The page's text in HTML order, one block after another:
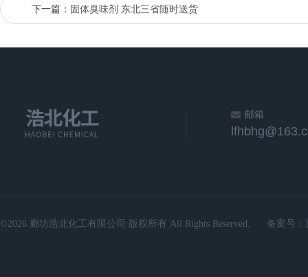
下一篇： 固体臭味剂 东北三省随时送货
邮箱
©2026 廊坊浩北化工有限公司 版权所有 All Rights Reserved. 备案号：